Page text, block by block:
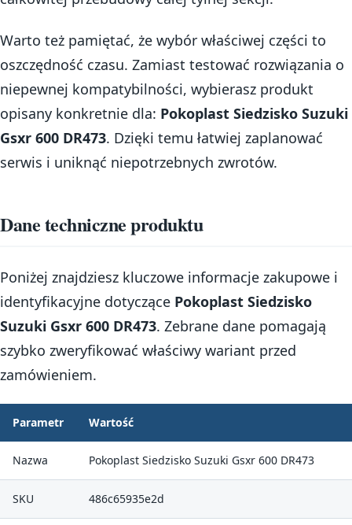
Warto też pamiętać, że wybór właściwej części to
oszczędność czasu. Zamiast testować rozwiązania o
niepewnej kompatybilności, wybierasz produkt
opisany konkretnie dla: Pokoplast Siedzisko Suzuki
Gsxr 600 DR473. Dzięki temu łatwiej zaplanować
serwis i uniknąć niepotrzebnych zwrotów.
Dane techniczne produktu
Poniżej znajdziesz kluczowe informacje zakupowe i
identyfikacyjne dotyczące Pokoplast Siedzisko
Suzuki Gsxr 600 DR473. Zebrane dane pomagają
szybko zweryfikować właściwy wariant przed
zamówieniem.
Parametr Wartość
Nazwa Pokoplast Siedzisko Suzuki Gsxr 600 DR473
SKU 486c65935e2d